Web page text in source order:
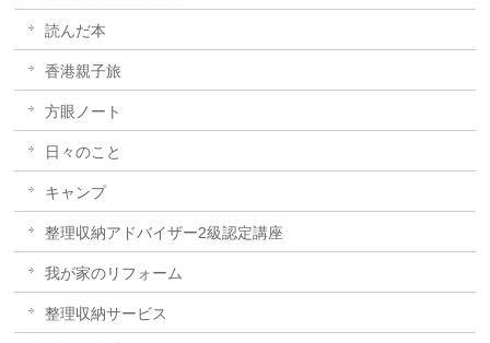
読んだ本
香港親子旅
方眼ノート
日々のこと
キャンプ
整理収納アドバイザー2級認定講座
我が家のリフォーム
整理収納サービス